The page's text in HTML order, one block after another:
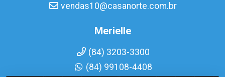
vendas10@casanorte.com.br
Merielle
(84) 3203-3300
(84) 99108-4408